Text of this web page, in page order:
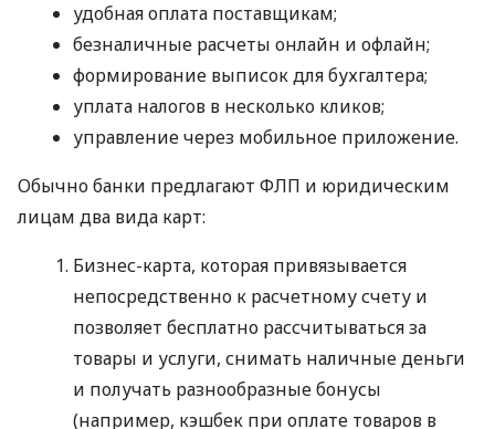
удобная оплата поставщикам;
безналичные расчеты онлайн и офлайн;
формирование выписок для бухгалтера;
уплата налогов в несколько кликов;
управление через мобильное приложение.
Обычно банки предлагают ФЛП и юридическим
лицам два вида карт:
Бизнес-карта, которая привязывается
непосредственно к расчетному счету и
позволяет бесплатно рассчитываться за
товары и услуги, снимать наличные деньги
и получать разнообразные бонусы
(например, кэшбек при оплате товаров в